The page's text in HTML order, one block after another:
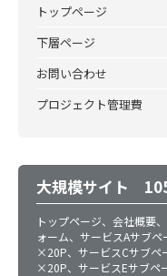
トップページ
下層ページ
お問い合わせ
プロジェクト管理費
大規模サイト
トップページ、会社概要
ォーム、サービスAサブ
×20P、サービスCサブペ
×20P、サービスEサブペ